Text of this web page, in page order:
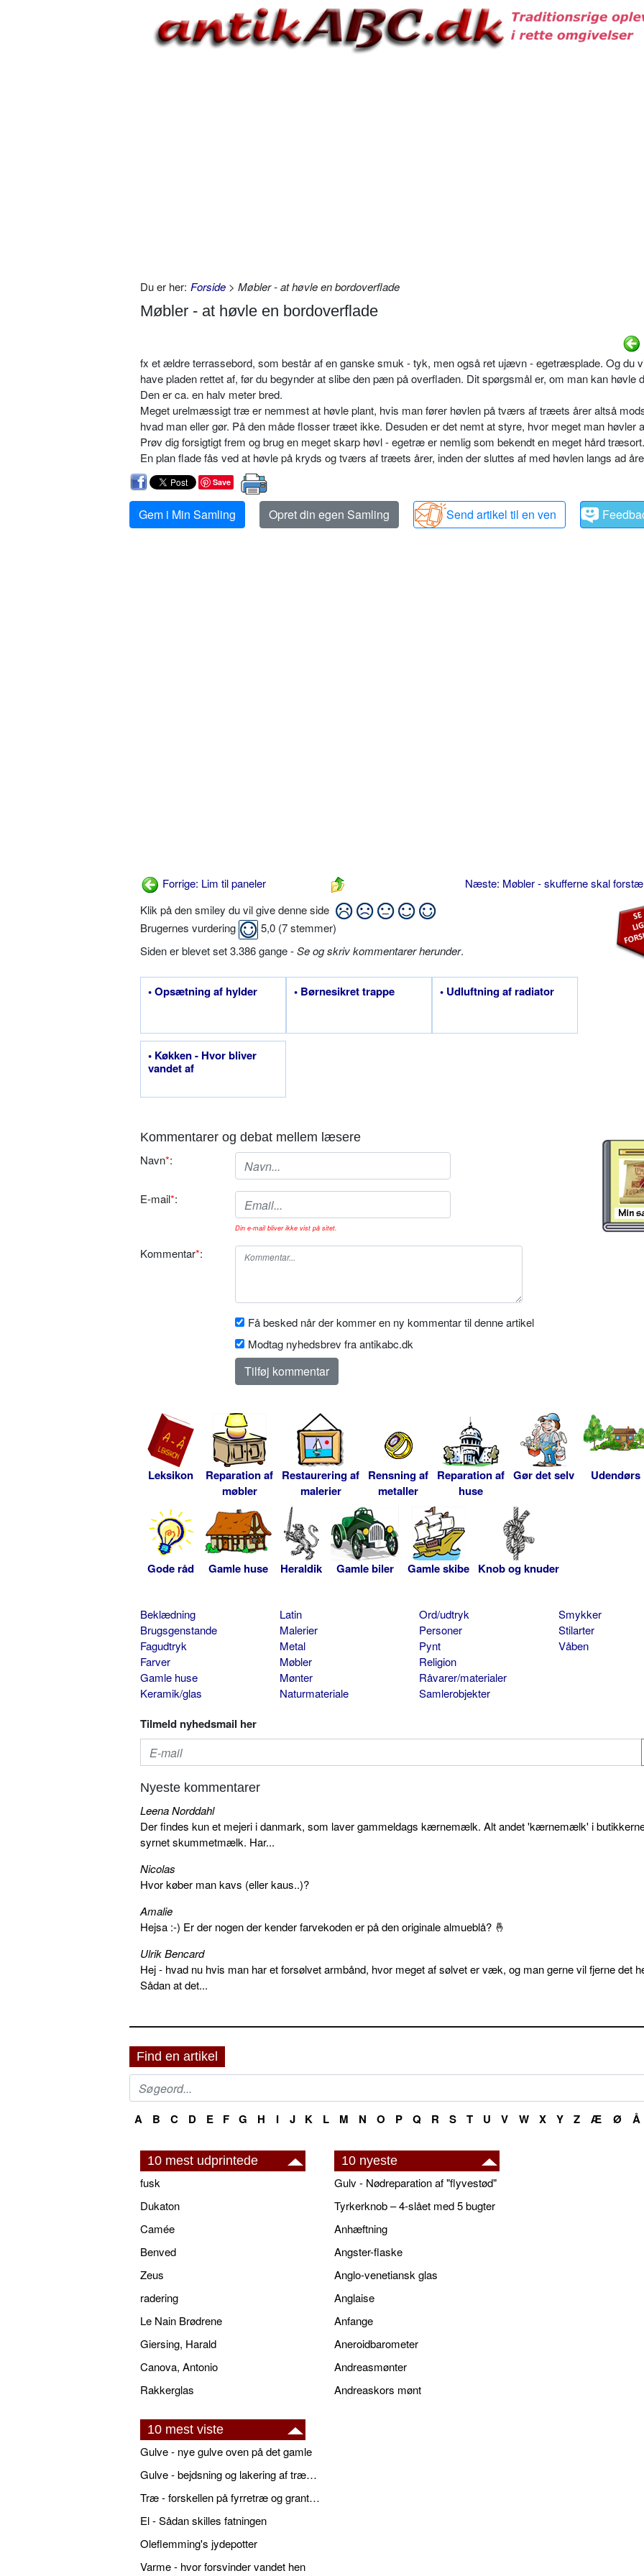
Du er her: Forside > Møbler - at høvle en bordoverflade
Møbler - at høvle en bordoverflade
fx et ældre terrassebord, som består af en ganske smuk - tyk, men også ret ujævn - egetræsplade. Og du
have pladen rettet af, før du begynder at slibe den pæn på overfladen. Dit spørgsmål er, om man kan høvle
Den er ca. en halv meter bred.
Meget urelmæssigt træ er nemmest at høvle plant, hvis man fører høvlen på tværs af træets årer altså
hvad man eller gør. På den måde flosser træet ikke. Desuden er det nemt at styre, hvor meget man høvler
Prøv dig forsigtigt frem og brug en meget skarp høvl - egetræ er nemlig som bekendt en meget hård træsort.
En plan flade fås ved at høvle på kryds og tværs af træets årer, inden der sluttes af med høvlen langs ad
Save
Gem i Min Samling Opret din egen Samling Send artikel til en ven
Forrige: Lim til paneler
Næste: Møbler - skufferne skal
Klik på den smiley du vil give denne side
Brugernes vurdering
5,0 (7stemmer)
Siden er blevet set 3.386 gange -Se og skriv kommentarer herunder.
• Opsætning af hylder • Børnesikret trappe • Udluftning af radiator
• Køkken - Hvor bliver
vandet af
Kommentarer og debat mellem læsere
Navn*:
E-mail*:
Din e-mail bliver ikke vist på sitet.
Kommentar*:
Få besked når der kommer en ny kommentar til denne artikel
Modtag nyhedsbrev fra antikabc.dk
Leksikon
Reparation af
møbler
Restaurering af
malerier
Rensning af
metaller
Reparation af
huse
Gør det selv Udendørs
Gode råd Gamle huse Heraldik Gamle biler Gamle skibe Knob og knuder
Beklædning
Brugsgenstande
Fagudtryk
Farver
Gamle huse
Keramik/glas
Latin
Malerier
Metal
Møbler
Mønter
Naturmateriale
Ord/udtryk
Personer
Pynt
Religion
Råvarer/materialer
Samlerobjekter
Smykker
Stilarter
Våben
Tilmeld nyhedsmail her
Nyeste kommentarer
Leena Norddahl
Der findes kun et mejeri i danmark, som laver gammeldags kærnemælk. Alt andet 'kærnemælk' i
syrnet skummetmælk. Har...
Nicolas
Hvor køber man kavs (eller kaus..)?
Amalie
Hejsa :-) Er der nogen der kender farvekoden er på den originale almueblå? 🤞
Ulrik Bencard
Hej - hvad nu hvis man har et forsølvet armbånd, hvor meget af sølvet er væk, og man gerne vil fjerne det
Sådan at det...
Find en artikel
A B C D E F G H I J K L M N O P Q R S T U V W X Y Z Æ Ø Å
10 mest udprintede
fusk
Dukaton
Camée
Benved
Zeus
radering
Le Nain Brødrene
Giersing, Harald
Canova, Antonio
Rakkerglas
10 nyeste
Gulv - Nødreparation af "flyvestød"
Tyrkerknob – 4-slået med 5 bugter
Anhæftning
Angster-flaske
Anglo-venetiansk glas
Anglaise
Anfange
Aneroidbarometer
Andreasmønter
Andreaskors mønt
10 mest viste
Gulve - nye gulve oven på det gamle
Gulve - bejdsning og lakering af trægulve
Træ - forskellen på fyrretræ og grantræ
El - Sådan skilles fatningen
Oleflemming's jydepotter
Varme - hvor forsvinder vandet hen